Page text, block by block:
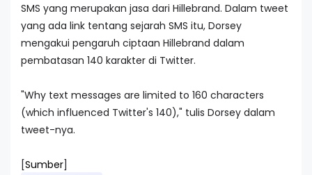
SMS yang merupakan jasa dari Hillebrand. Dalam tweet
yang ada link tentang sejarah SMS itu, Dorsey
mengakui pengaruh ciptaan Hillebrand dalam
pembatasan 140 karakter di Twitter.
"Why text messages are limited to 160 characters
(which influenced Twitter's 140)," tulis Dorsey dalam
tweet-nya.
[Sumber]